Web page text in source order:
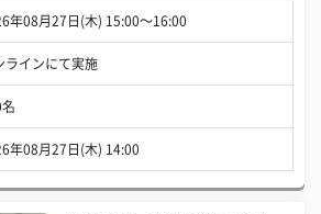
年08月27日(木) 15:00〜16:00
ラインにて実施
年08月27日(木) 14:00